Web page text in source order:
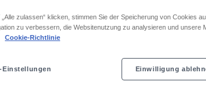
Deutschlandpremiere
aufwändig gestaltetes
das 19. Jahrhundert ein
„Alle zulassen“ klicken, stimmen Sie der Speicherung von Cookies
zu verbessern, die Websitenutzung zu analysieren und unsere
Cookie-Richtlinie
Einstellungen Einwilligung